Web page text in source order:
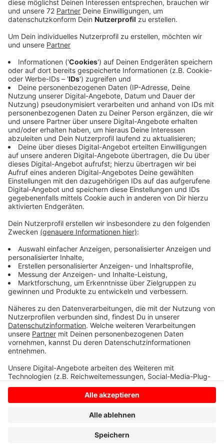
Anzeige
peinlichen Panne mit Werbe-Blättchen des
Unternehmens weitergeht. Das Unternehmen hatte
damit geworben, bei unterschriebenen Verträgen Geld
an die Hospizbewegung Nottuln zu spenden. Allerdings
war das nicht mit der Hospizbewegung abgesprochen.
Das Team hat jetzt Sorge, dass die Hospizbewegung
Vertrauen bei den Menschen verliert. Es hat sich einen
Anwalt genommem, um rechtlich auf Nummer Sicher
zu gehen. Dieser habe bereits ein entsprechendes
Schreiben an die Deutsche Glasfaser geschickt, mit
der Aufforderung, Stellung zu nehmen. Das
Unternehmen Deutsche Glasfaser hat bereits alle
Flugblätter eingesammelt. Es bemüht sich um
Wiedergutmachung und hat sich entschuldigt. Es sei
ein Fehler gewesen, der so nicht hätte passieren
dürfen.
Anzeige